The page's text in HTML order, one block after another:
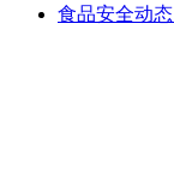
食品安全动态